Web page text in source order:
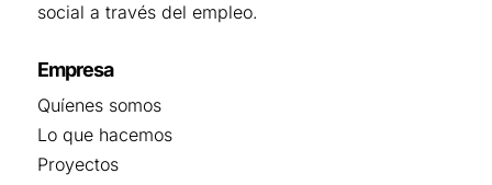
social a través del empleo.
Empresa
Quíenes somos
Lo que hacemos
Proyectos